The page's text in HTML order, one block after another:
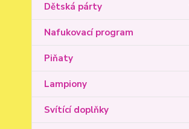
Dětská párty
Nafukovací program
Piňaty
Lampiony
Svítící doplňky